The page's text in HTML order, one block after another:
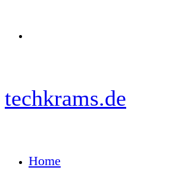
techkrams.de
Home